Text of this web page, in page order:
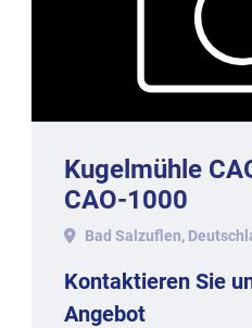
Kugelmühle
CAO-1000
Bad Salzuflen,
Kontaktieren Sie
Angebot